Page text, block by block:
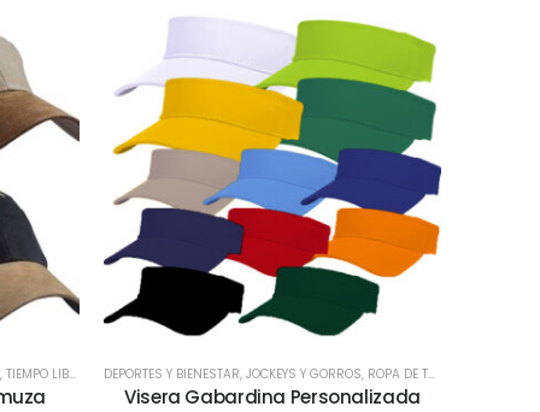
,TODO VESTUARIO,VERANO, VIAJES Y VACACIONES
, TIEMPO LIBRE / OUTDOOR ,TODO VESTUARIO,TODOS,VESTUARIO CORPORATIVO
DEPORTES Y BIENESTAR, JOCKEYS Y GORROS, ROPA DE TRABAJO Y PUBLICITARIO
Visera Gabardina Personalizada